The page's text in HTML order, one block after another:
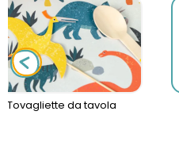
Tovagliette da tavola